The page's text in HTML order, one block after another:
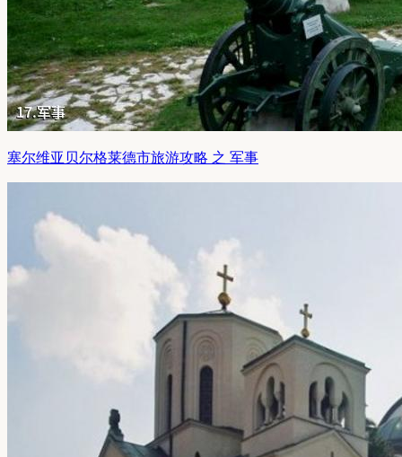
塞尔维亚贝尔格莱德市旅游攻略 之 军事